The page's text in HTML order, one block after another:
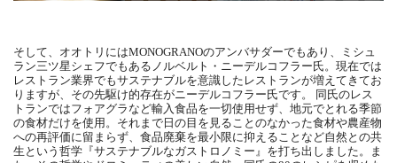
そして、オオトリにはMONOGRANOのアンバサダーでもあり、ミシュ
ラン三ツ星シェフでもあるノルベルト・ニーデルコフラー氏。現在では
レストラン業界でもサステナブルを意識したレストランが増えてきてお
りますが、その先駆け的存在がニーデルコフラー氏です。 同氏のレス
トランではフォアグラなど輸入食品を一切使用せず、地元でとれる季節
の食材だけを使用。それまで日の目を見ることのなかった食材や農産物
への再評価に留まらず、食品廃棄を最小限に抑えることなど自然との共
生という哲学『サステナブルなガストロノミー』を打ち出しました。ま